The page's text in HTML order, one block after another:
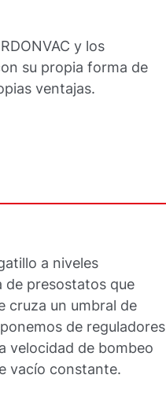
y los
su propia forma de
ventajas.
a niveles
de presostatos que
cruza un umbral de
de reguladores
velocidad de bombeo
vacío constante.